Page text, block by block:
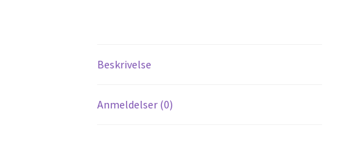
Beskrivelse
Anmeldelser (0)